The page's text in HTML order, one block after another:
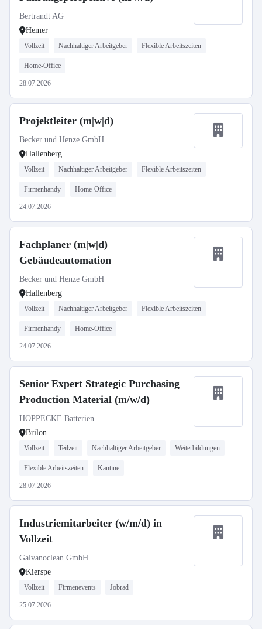
Bertrandt AG
Hemer
Vollzeit Nachhaltiger Arbeitgeber Flexible Arbeitszeiten
Home-Office
28.07.2026
Projektleiter (m|w|d)
Becker und Henze GmbH
Hallenberg
Vollzeit Nachhaltiger Arbeitgeber Flexible Arbeitszeiten
Firmenhandy Home-Office
24.07.2026
Fachplaner (m|w|d)
Gebäudeautomation
Becker und Henze GmbH
Hallenberg
Vollzeit Nachhaltiger Arbeitgeber Flexible Arbeitszeiten
Firmenhandy Home-Office
24.07.2026
Senior Expert Strategic Purchasing
Production Material (m/w/d)
HOPPECKE Batterien
Brilon
Vollzeit Teilzeit Nachhaltiger Arbeitgeber Weiterbildungen
Flexible Arbeitszeiten Kantine
28.07.2026
Industriemitarbeiter (w/m/d) in
Vollzeit
Galvanoclean GmbH
Kierspe
Vollzeit Firmenevents Jobrad
25.07.2026